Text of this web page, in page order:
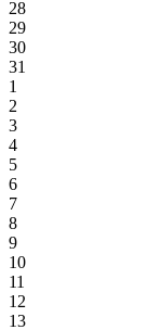
28
29
30
31
1
2
3
4
5
6
7
8
9
10
11
12
13